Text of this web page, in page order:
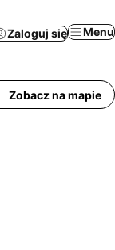
Zaloguj się Menu
Pełne
Zobacz na mapie